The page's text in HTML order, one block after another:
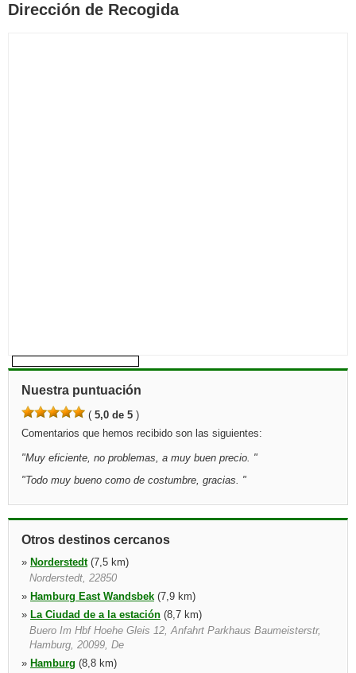
Dirección de Recogida
Nuestra puntuación
( 5,0 de 5 )
Comentarios que hemos recibido son las siguientes:
"Muy eficiente, no problemas, a muy buen precio. "
"Todo muy bueno como de costumbre, gracias. "
Otros destinos cercanos
» Norderstedt(7,5 km)
Norderstedt, 22850
» Hamburg East Wandsbek (7,9 km)
» La Ciudad de a la estación (8,7 km)
Buero Im Hbf Hoehe Gleis 12, Anfahrt Parkhaus Baumeisterstr,
Hamburg, 20099, De
» Hamburg (8,8 km)